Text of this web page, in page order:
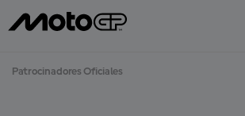
Patrocinadores Oficiales